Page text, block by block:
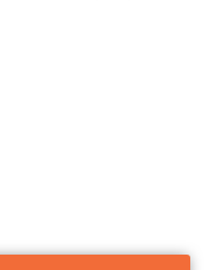
который
и полезного
площадки делают
возраста с
интересно